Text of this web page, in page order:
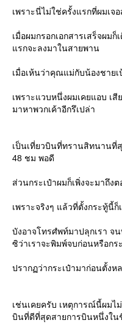
เพราะนี่ไม่ใช่ครั้งแรกที่ผมเ
เมื่อผมกรอกเอกสารเสร็จผม
รกจะลงมาในสายพาน
เมื่อเห้นว่าคุณแม่กับน้องชาย
เพราะแวบหนึ่งผมเคยแอบ เสี
มาหาพวกเค้าอีกรึเปล่า
เป็นเที่ยวบินที่ทรานสิทนานที่
48 ชม พอดี
ส่วนกระเป๋าผมก็เพิ่งจะมาถึง
เพราะจริงๆ แล้วที่ตั้งกระทู้นี้ก็
บังอาจโทรศํพท์มาปลุกเรา
ซิว่าเราจะพิมพ์จบก่อนหรือกร
ปรากฏว่ากระเป๋ามาก่อนตั้งห
เช่นเคยครับ เหตุการณ์นี้ผมไ
บินที่ดีที่สุดสายการบินหนึ่งใน